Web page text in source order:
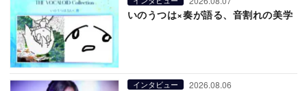
いのうつは×奏が語る、音割れの美学
インタビュー 2026.08.06